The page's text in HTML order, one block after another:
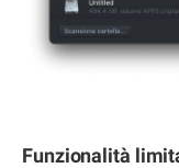
Funzionalità